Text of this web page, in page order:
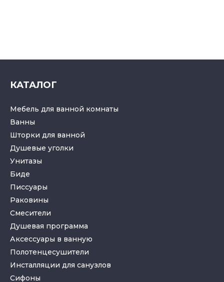
КАТАЛОГ
Мебель для ванной комнаты
Ванны
Шторки для ванной
Душевые уголки
Унитазы
Биде
Писсуары
Раковины
Смесители
Душевая программа
Аксессуары в ванную
Полотенцесушители
Инсталляции для санузлов
Cифоны